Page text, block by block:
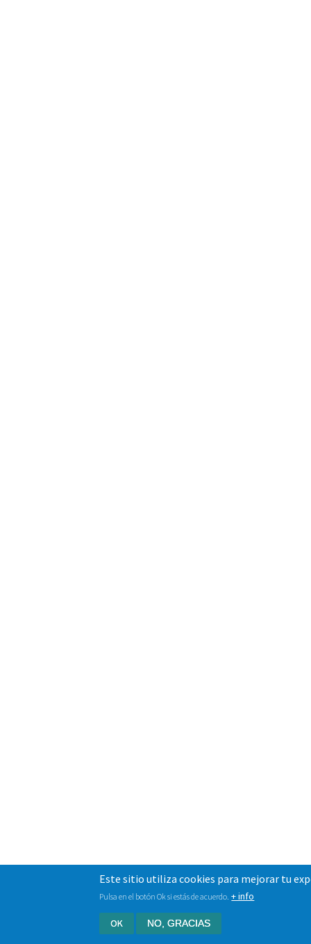
Este sitio utiliza cookies para mejorar tu
Pulsa en el botón Ok si estás de acuerdo. + info
OK NO, GRACIAS